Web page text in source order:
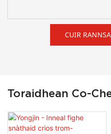
CUIR
Toraidhean Co-